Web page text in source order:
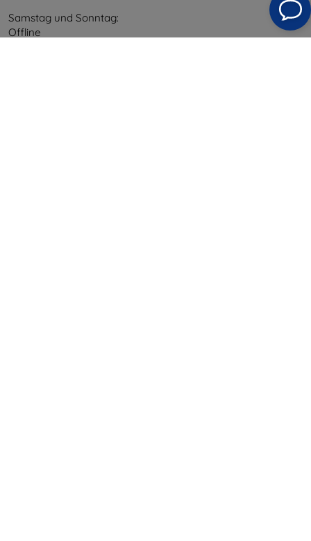
Samstag und Sonntag:
Offline